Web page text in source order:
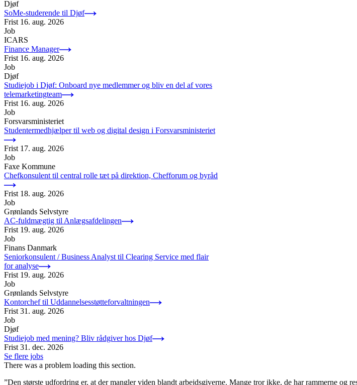
Djøf
SoMe-studerende til Djøf
Frist 16. aug. 2026
Job
ICARS
Finance Manager
Frist 16. aug. 2026
Job
Djøf
Studiejob i Djøf: Onboard nye medlemmer og bliv en del af vores
telemarketingteam
Frist 16. aug. 2026
Job
Forsvarsministeriet
Studentermedhjælper til web og digital design i Forsvarsministeriet
Frist 17. aug. 2026
Job
Faxe Kommune
Chefkonsulent til central rolle tæt på direktion, Chefforum og byråd
Frist 18. aug. 2026
Job
Grønlands Selvstyre
AC-fuldmægtig til Anlægsafdelingen
Frist 19. aug. 2026
Job
Finans Danmark
Seniorkonsulent / Business Analyst til Clearing Service med flair
for analyse
Frist 19. aug. 2026
Job
Grønlands Selvstyre
Kontorchef til Uddannelsesstøtteforvaltningen
Frist 31. aug. 2026
Job
Djøf
Studiejob med mening? Bliv rådgiver hos Djøf
Frist 31. dec. 2026
Se flere jobs
There was a problem loading this section.
”Den største udfordring er, at der mangler viden blandt arbejdsgiverne. Mange tror ikke, de har rammerne og